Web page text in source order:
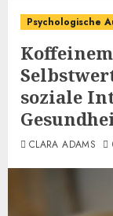
Psychologische
soziale
CLARA ADAMS